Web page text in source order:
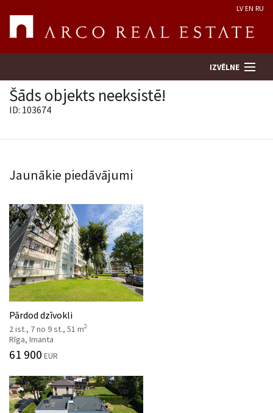
LV EN RU
IZVĒLNE
Uzņēmums
Pakalpojumi
Kontakti
Šāds objekts neeksistē!
ID: 103674
Jaunākie piedāvājumi
Pārdod dzīvokli
2 ist., 7 no 9 st., 51 m2
Rīga, Imanta
61 900 EUR